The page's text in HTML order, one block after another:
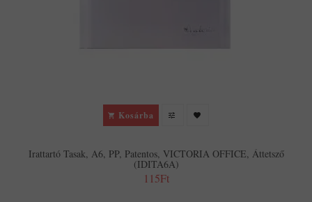
Kosárba
Irattartó Tasak, A6, PP, Patentos, VICTORIA OFFICE, Áttetsző
(IDITA6A)
115Ft